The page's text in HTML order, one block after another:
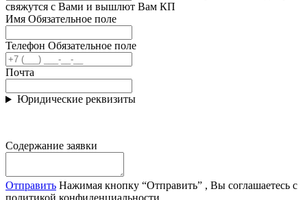
свяжутся с Вами и вышлют Вам КП
Имя Обязательное поле
Телефон Обязательное поле
Почта
Юридические реквизиты
Содержание заявки
Отправить Нажимая кнопку “Отправить” , Вы соглашаетесь с